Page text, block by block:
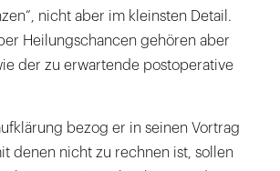
nicht aber im kleinsten Detail.
Heilungschancen gehören aber
der zu erwartende postoperative
bezog er in seinen Vortrag
denen nicht zu rechnen ist, sollen